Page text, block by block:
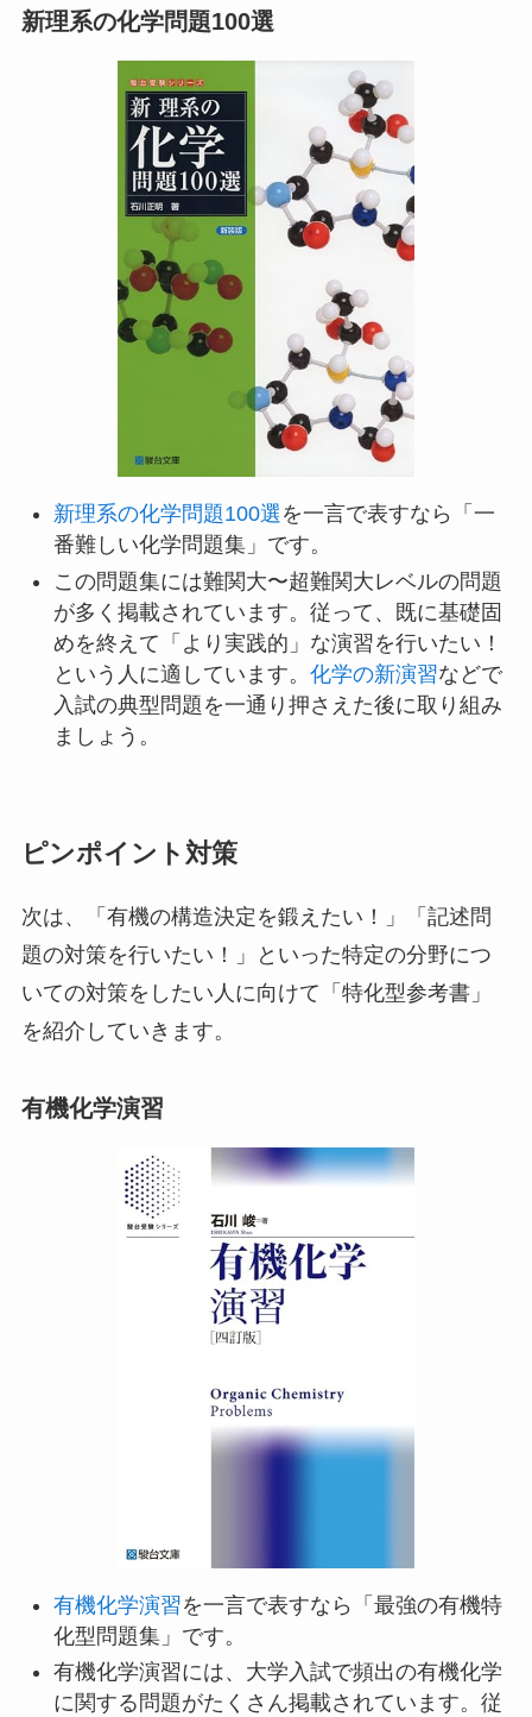
新理系の化学問題100選
新理系の化学問題100選 を一言で表すなら「一
番難しい化学問題集」です。
この問題集には難関大〜超難関大レベルの問題
が多く掲載されています。従って、既に基礎固
めを終えて「より実践的」な演習を行いたい！
という人に適しています。 化学の新演習などで
入試の典型問題を一通り押さえた後に取り組み
ましょう。
ピンポイント対策
次は、「有機の構造決定を鍛えたい！」「記述問
題の対策を行いたい！」といった特定の分野につ
いての対策をしたい人に向けて「特化型参考書」
を紹介していきます。
有機化学演習
有機化学演習を一言で表すなら「最強の有機特
化型問題集」です。
有機化学演習には、大学入試で頻出の有機化学
に関する問題がたくさん掲載されています。従